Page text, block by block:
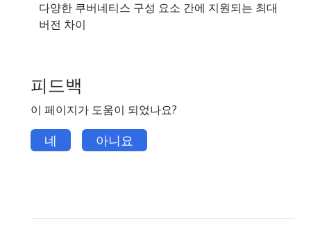
다양한 쿠버네티스 구성 요소 간에 지원되는 최대
버전 차이
피드백
이 페이지가 도움이 되었나요?
네 아니요